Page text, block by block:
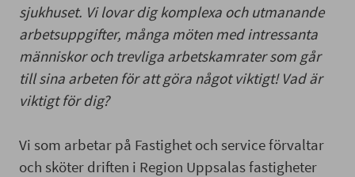
sjukhuset. Vi lovar dig komplexa och utmanande
arbetsuppgifter, många möten med intressanta
människor och trevliga arbetskamrater som går
till sina arbeten för att göra något viktigt! Vad är
viktigt för dig?
Vi som arbetar på Fastighet och service förvaltar
och sköter driften i Region Uppsalas fastigheter